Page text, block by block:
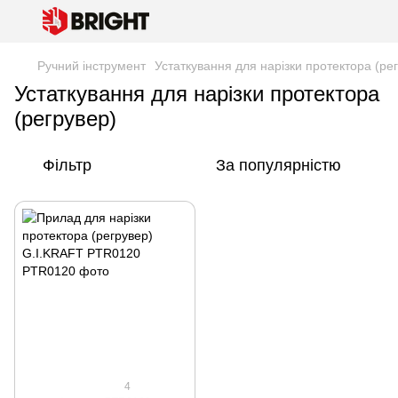
Ручний інструмент Устаткування для нарізки протектора
Устаткування для нарізки протектора
(регрувер)
Фільтр За популярністю
4